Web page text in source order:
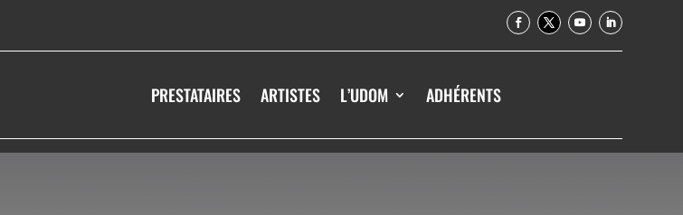
PRESTATAIRES ARTISTES L’UDOM ADHÉRENTS